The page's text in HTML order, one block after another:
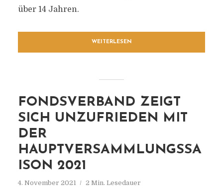
über 14 Jahren.
WEITERLESEN
FONDSVERBAND ZEIGT
SICH UNZUFRIEDEN MIT
DER
HAUPTVERSAMMLUNGSSA
ISON 2021
4. November 2021 2 Min. Lesedauer